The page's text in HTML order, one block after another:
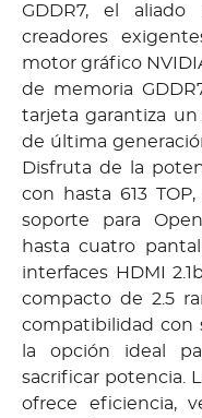
GDDR7, el
creadores
motor gráfico
de memoria
tarjeta garantiza
de última
Disfruta de la
con hasta 613
soporte para
hasta cuatro
interfaces HDMI
compacto de 2.5
compatibilidad con
la opción ideal
sacrificar potencia.
ofrece eficiencia,